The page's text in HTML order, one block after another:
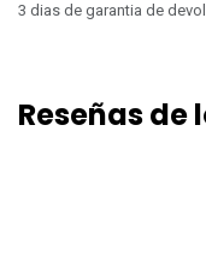
3 dias de garantia de
Reseñas de